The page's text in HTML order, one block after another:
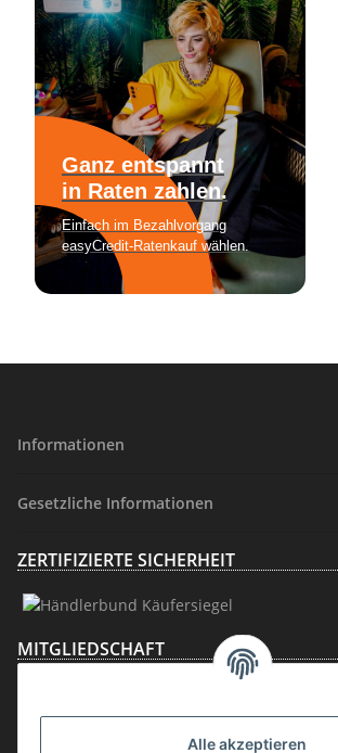
Alle akzeptieren
Informationen
Gesetzliche Informationen
ZERTIFIZIERTE SICHERHEIT
MITGLIEDSCHAFT